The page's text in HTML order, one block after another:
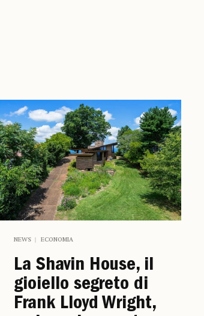
NEWS ECONOMIA
La Shavin House, il
gioiello segreto di
Frank Lloyd Wright,